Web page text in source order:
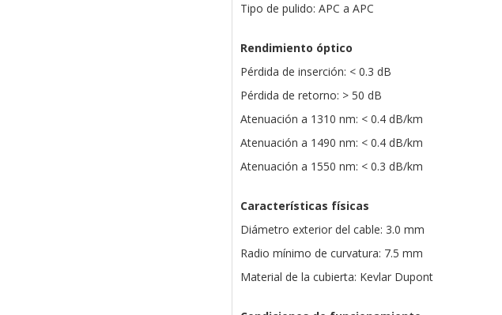
Tipo de pulido: APC a APC
Rendimiento óptico
Pérdida de inserción: < 0.3 dB
Pérdida de retorno: > 50 dB
Atenuación a 1310 nm: < 0.4 dB/km
Atenuación a 1490 nm: < 0.4 dB/km
Atenuación a 1550 nm: < 0.3 dB/km
Características físicas
Diámetro exterior del cable: 3.0 mm
Radio mínimo de curvatura: 7.5 mm
Material de la cubierta: Kevlar Dupont